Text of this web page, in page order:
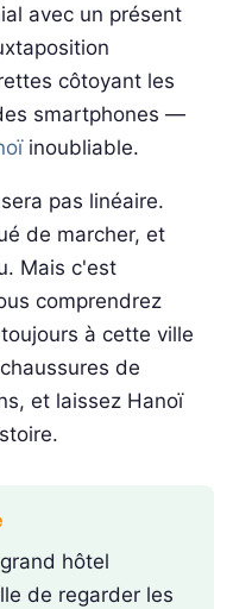
avec un présent
côtoyant les
smartphones —
inoubliable.
pas linéaire.
de marcher, et
Mais c'est
comprendrez
à cette ville
de
et laissez Hanoï
hôtel
de regarder les